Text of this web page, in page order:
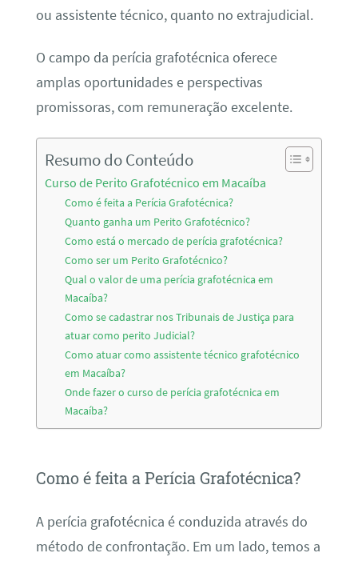
ou assistente técnico, quanto no extrajudicial.
O campo da perícia grafotécnica oferece
amplas oportunidades e perspectivas
promissoras, com remuneração excelente.
Resumo do Conteúdo
Curso de Perito Grafotécnico em Macaíba
Como é feita a Perícia Grafotécnica?
Quanto ganha um Perito Grafotécnico?
Como está o mercado de perícia grafotécnica?
Como ser um Perito Grafotécnico?
Qual o valor de uma perícia grafotécnica em
Macaíba?
Como se cadastrar nos Tribunais de Justiça para
atuar como perito Judicial?
Como atuar como assistente técnico grafotécnico
em Macaíba?
Onde fazer o curso de perícia grafotécnica em
Macaíba?
Como é feita a Perícia Grafotécnica?
A perícia grafotécnica é conduzida através do
método de confrontação. Em um lado, temos a